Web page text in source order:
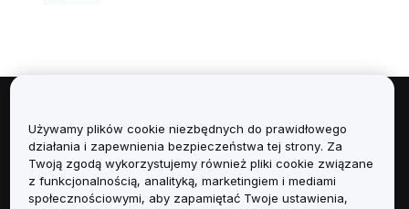
Informacje
Usługi
Używamy plików cookie niezbędnych do prawidłowego
działania i zapewnienia bezpieczeństwa tej strony. Za
Twoją zgodą wykorzystujemy również pliki cookie związane
z funkcjonalnością, analityką, marketingiem i mediami
społecznościowymi, aby zapamiętać Twoje ustawienia,